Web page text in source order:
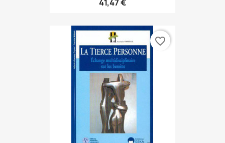
41,47 €
favorite_border